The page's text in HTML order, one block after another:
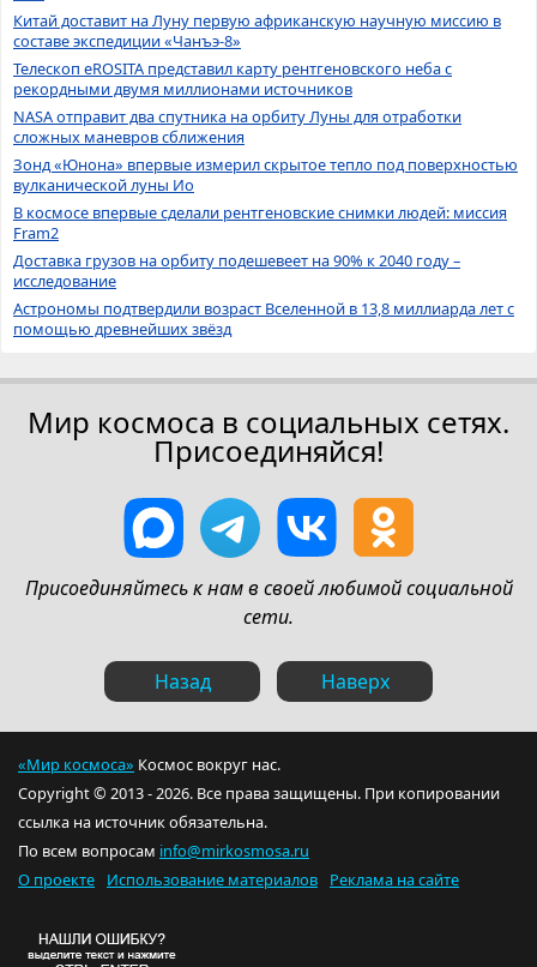
Китай доставит на Луну первую африканскую научную миссию в
составе экспедиции «Чанъэ-8»
Телескоп eROSITA представил карту рентгеновского неба с
рекордными двумя миллионами источников
NASA отправит два спутника на орбиту Луны для отработки
сложных маневров сближения
Зонд «Юнона» впервые измерил скрытое тепло под поверхностью
вулканической луны Ио
В космосе впервые сделали рентгеновские снимки людей: миссия
Fram2
Доставка грузов на орбиту подешевеет на 90% к 2040 году –
исследование
Астрономы подтвердили возраст Вселенной в 13,8 миллиарда лет с
помощью древнейших звёзд
Мир космоса в социальных сетях.
Присоединяйся!
Присоединяйтесь к нам в своей любимой социальной
сети.
Назад Наверх
«Мир космоса» Космос вокруг нас.
Copyright © 2013 - 2026. Все права защищены. При копировании
ссылка на источник обязательна.
По всем вопросам info@mirkosmosa.ru
О проекте
Использование материалов Реклама на сайте